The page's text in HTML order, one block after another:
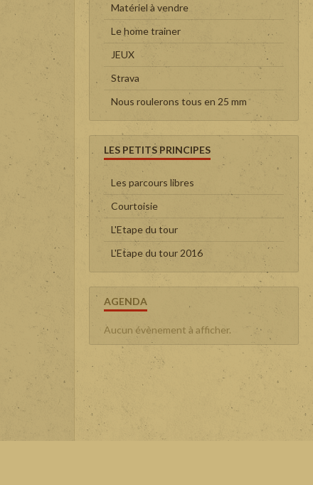
Matériel à vendre
Le home trainer
JEUX
Strava
Nous roulerons tous en 25 mm
LES PETITS PRINCIPES
Les parcours libres
Courtoisie
L'Etape du tour
L'Etape du tour 2016
AGENDA
Aucun évènement à afficher.